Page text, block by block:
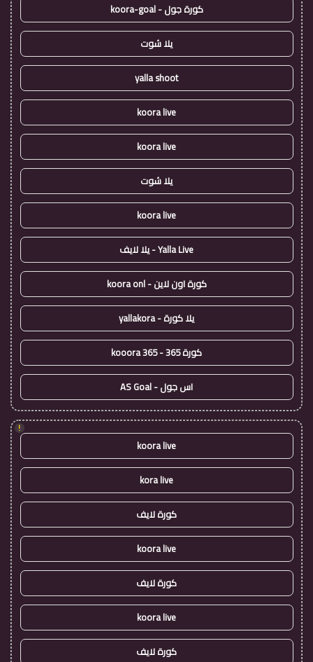
كورة جول - koora-goal
يلا شوت
yalla shoot
koora live
koora live
يلا شوت
koora live
Yalla Live - يلا لايف
كورة اون لاين - koora onl
يلا كورة - yallakora
كورة 365 - kooora 365
اس جول - AS Goal
!
koora live
kora live
كورة لايف
koora live
كورة لايف
koora live
كورة لايف